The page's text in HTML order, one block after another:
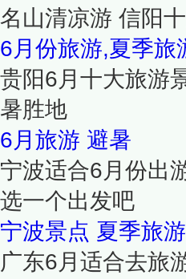
名山清凉游 信阳
6月份旅游,夏季旅
贵阳6月十大旅游
暑胜地
6月旅游 避暑
宁波适合6月份出
选一个出发吧
宁波景点 夏季旅游
广东6月适合去旅